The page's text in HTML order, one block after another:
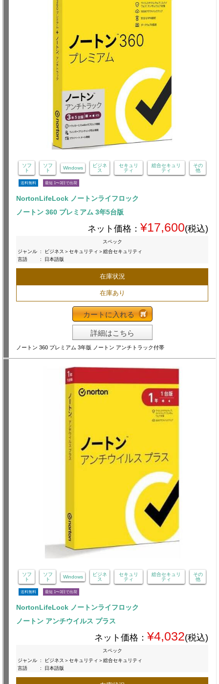
ソフ
ト
ソフ
ト
Windows
ビジネ
ス
セキュリ
ティ
総合セキュリ
ティ
その
他
送料無料 最短 1〜3日で出荷
NortonLifeLock ノートンライフロック
ノートン 360 プレミアム 3年5台版
ネット価格： ¥17,600(税込)
スペック
ジャンル :
ビジネス＞セキュリティ＞総合セキュリティ
言語
: 日本語版
在庫状況
在庫あり
カートに入れる
詳細はこちら
ノートン 360 プレミアム 3年版 ノートン アンチトラック付帯
ソフ
ト
ソフ
ト
Windows
ビジネ
ス
セキュリ
ティ
総合セキュリ
ティ
その
他
送料無料 最短 1〜3日で出荷
NortonLifeLock ノートンライフロック
ノートン アンチウイルス プラス
ネット価格： ¥4,032(税込)
スペック
ジャンル :
ビジネス＞セキュリティ＞総合セキュリティ
言語
: 日本語版